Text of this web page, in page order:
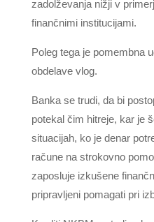
zadolževanja nižji v
finančnimi institucijami.
Poleg tega je pomembna
obdelave vlog.
Banka se trudi, da bi
potekal čim hitreje, kar je
situacijah, ko je denar
račune na strokovno
zaposluje izkušene
pripravljeni pomagati pri